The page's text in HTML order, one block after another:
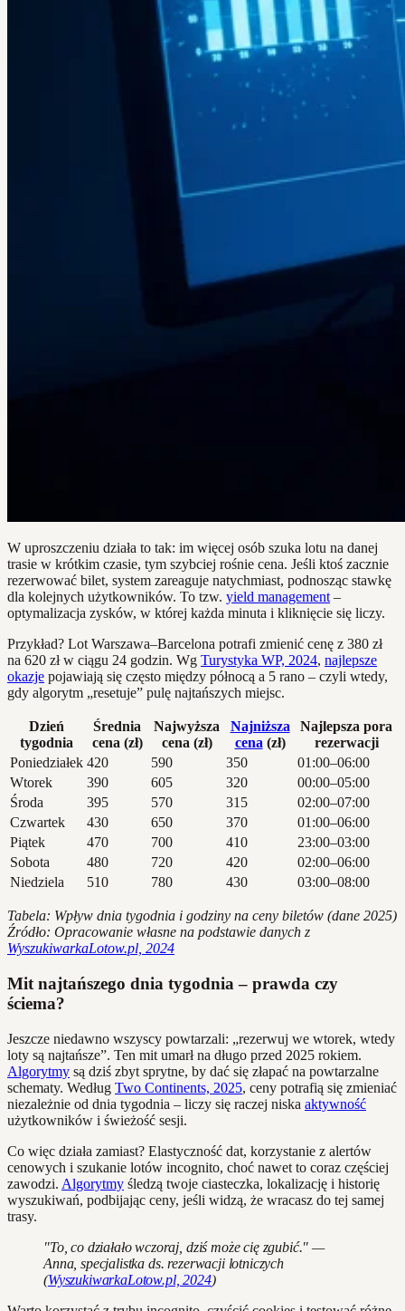
W uproszczeniu działa to tak: im więcej osób szuka lotu na danej
trasie w krótkim czasie, tym szybciej rośnie cena. Jeśli ktoś zacznie
rezerwować bilet, system zareaguje natychmiast, podnosząc stawkę
dla kolejnych użytkowników. To tzw. yield management –
optymalizacja zysków, w której każda minuta i kliknięcie się liczy.
Przykład? Lot Warszawa–Barcelona potrafi zmienić cenę z 380 zł
na 620 zł w ciągu 24 godzin. Wg Turystyka WP, 2024, najlepsze
okazje pojawiają się często między północą a 5 rano – czyli wtedy,
gdy algorytm „resetuje” pulę najtańszych miejsc.
Dzień
tygodnia
Średnia
cena (zł)
Najwyższa
cena (zł)
Najniższa
cena (zł)
Najlepsza pora
rezerwacji
Poniedziałek 420 590 350
01:00–06:00
Wtorek
390 605 320
00:00–05:00
Środa
395 570 315
02:00–07:00
Czwartek
430 650 370
01:00–06:00
Piątek
470 700 410
23:00–03:00
Sobota
480 720 420
02:00–06:00
Niedziela
510 780 430 03:00–08:00
Tabela: Wpływ dnia tygodnia i godziny na ceny biletów (dane 2025)
Źródło: Opracowanie własne na podstawie danych z
WyszukiwarkaLotow.pl, 2024
Mit najtańszego dnia tygodnia – prawda czy
ściema?
Jeszcze niedawno wszyscy powtarzali: „rezerwuj we wtorek, wtedy
loty są najtańsze”. Ten mit umarł na długo przed 2025 rokiem.
Algorytmy są dziś zbyt sprytne, by dać się złapać na powtarzalne
schematy. Według Two Continents, 2025, ceny potrafią się zmieniać
niezależnie od dnia tygodnia – liczy się raczej niska aktywność
użytkowników i świeżość sesji.
Co więc działa zamiast? Elastyczność dat, korzystanie z alertów
cenowych i szukanie lotów incognito, choć nawet to coraz częściej
zawodzi. Algorytmy śledzą twoje ciasteczka, lokalizację i historię
wyszukiwań, podbijając ceny, jeśli widzą, że wracasz do tej samej
trasy.
"To, co działało wczoraj, dziś może cię zgubić." —
Anna, specjalistka ds. rezerwacji lotniczych
(WyszukiwarkaLotow.pl, 2024)